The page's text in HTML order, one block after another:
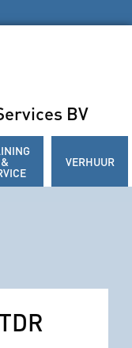
BV
& VERHUUR